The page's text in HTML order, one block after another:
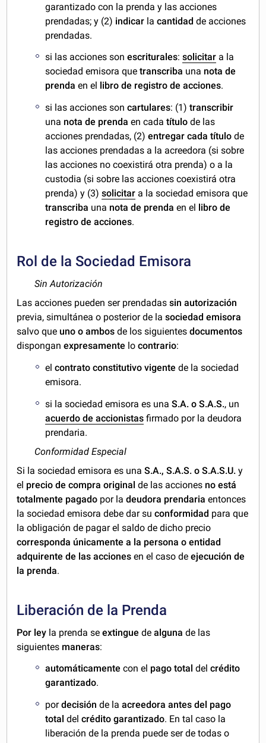
garantizado con la prenda y las acciones
prendadas; y (2) indicar lacantidad de acciones
prendadas.
si las acciones sonescriturales:solicitar a la
sociedad emisora quetranscriba una nota de
prenda en el libro de registro de acciones.
si las acciones soncartulares: (1)transcribir
una nota de prenda en cada título de las
acciones prendadas, (2)entregar cada título de
las acciones prendadas a la acreedora (si sobre
las acciones no coexistirá otra prenda) o a la
custodia (si sobre las acciones coexistirá otra
prenda) y (3)solicitar a la sociedad emisora que
transcriba una nota de prendaen el libro de
registro de acciones.
Rol de la Sociedad Emisora
Sin Autorización
Las acciones pueden ser prendadassinautorización
previa, simultánea o posterior de lasociedad emisora
salvo que uno o ambos de los siguientesdocumentos
disponganexpresamente locontrario:
elcontrato constitutivo vigente de la sociedad
emisora.
si la sociedad emisora es unaS.A. o S.A.S., un
acuerdo de accionistas firmado por la deudora
prendaria.
Conformidad Especial
Si la sociedad emisora es unaS.A., S.A.S. o S.A.S.U. y
el precio de compra originalde las acciones no está
totalmente pagado por ladeudora prendaria entonces
la sociedad emisora debe dar suconformidad para que
la obligación de pagar el saldo de dicho precio
corresponda únicamente a la persona o entidad
adquirente de las acciones en el caso deejecución de
la prenda.
Liberación de la Prenda
Por ley la prenda seextingue dealguna de las
siguientes maneras:
automáticamente con el pago total del crédito
garantizado.
pordecisión de la acreedora antes del pago
total del crédito garantizado. En tal caso la
liberación de la prenda puede ser de todas o